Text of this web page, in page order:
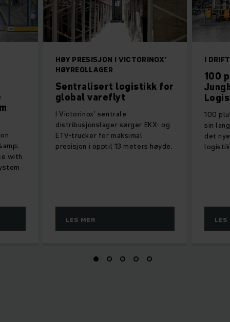
HØY PRESISJON I VICTORINOX’
HØYREOLLAGER
Sentralisert logistikk for
global vareflyt
I Victorinox’ sentrale
distribusjonslager sørger EKX- og
ETV-trucker for maksimal
presisjon i opptil 13 meters høyde.
LES MER
I
100
100
sin
det
LES
with